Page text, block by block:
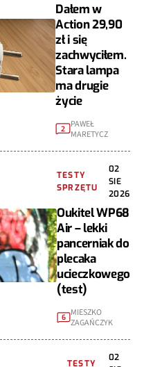
Dałem w
Action 29,90
zł i się
zachwyciłem.
Stara lampa
ma drugie
życie
2 PAWEŁ
MARETYCZ
TESTY
SPRZĘTU
02
SIE
2026
Oukitel WP68
Air – lekki
pancerniak do
plecaka
ucieczkowego
(test)
6
MIESZKO
ZAGAŃCZYK
TESTY
02